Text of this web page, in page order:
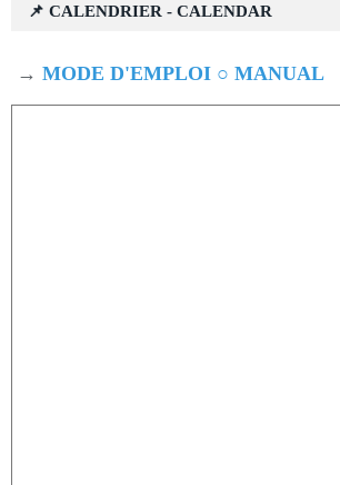
📌 CALENDRIER - CALENDAR
→ MODE D'EMPLOI ○ MANUAL